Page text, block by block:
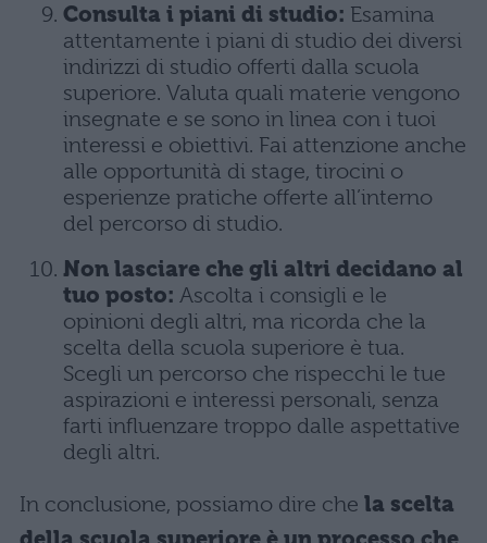
Consulta i piani di studio: Esamina
attentamente i piani di studio dei diversi
indirizzi di studio offerti dalla scuola
superiore. Valuta quali materie vengono
insegnate e se sono in linea con i tuoi
interessi e obiettivi. Fai attenzione anche
alle opportunità di stage, tirocini o
esperienze pratiche offerte all’interno
del percorso di studio.
Non lasciare che gli altri decidano al
tuo posto: Ascolta i consigli e le
opinioni degli altri, ma ricorda che la
scelta della scuola superiore è tua.
Scegli un percorso che rispecchi le tue
aspirazioni e interessi personali, senza
farti influenzare troppo dalle aspettative
degli altri.
In conclusione, possiamo dire che la scelta